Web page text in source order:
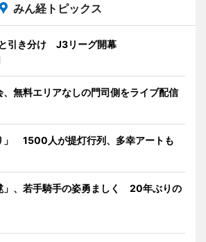
みん経トピックス
引き分け J3リーグ開幕
無料エリアなしの門司側をライブ配信
」 1500人が提灯行列、多幸アートも
」、若手騎手の姿勇ましく 20年ぶりの